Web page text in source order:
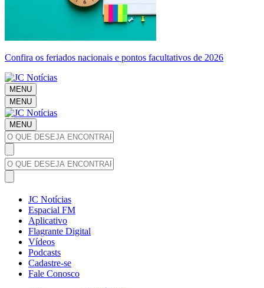
Confira os feriados nacionais e pontos facultativos de 2026
MENU
MENU
MENU
JC Notícias
Espacial FM
Aplicativo
Flagrante Digital
Vídeos
Podcasts
Cadastre-se
Fale Conosco